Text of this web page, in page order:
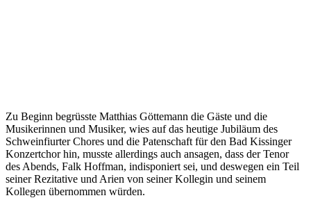
Zu Beginn begrüsste Matthias Göttemann die Gäste und die
Musikerinnen und Musiker, wies auf das heutige Jubiläum des
Schweinfiurter Chores und die Patenschaft für den Bad Kissinger
Konzertchor hin, musste allerdings auch ansagen, dass der Tenor
des Abends, Falk Hoffman, indisponiert sei, und deswegen ein Teil
seiner Rezitative und Arien von seiner Kollegin und seinem
Kollegen übernommen würden.